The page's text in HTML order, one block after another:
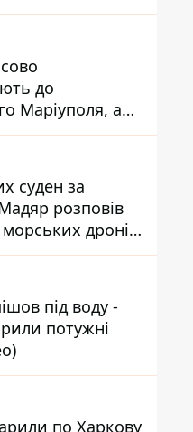
до
Маріуполя, а
без
суден за
розповів
дронів
Азовському
під воду -
потужні
по Харкову